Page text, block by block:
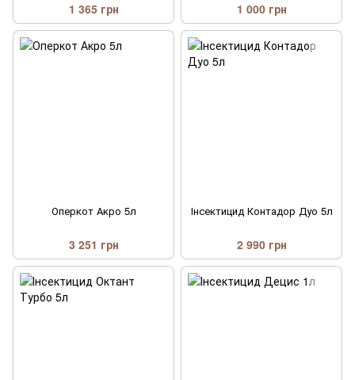
1 365 грн 1 000 грн
Оперкот Акро 5л
3 251 грн
Інсектицид Контадор Дуо 5л
2 990 грн